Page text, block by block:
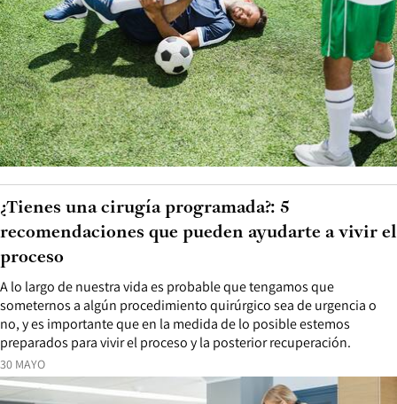
30 MAYO
A lo largo de nuestra vida es probable que tengamos que
someternos a algún procedimiento quirúrgico sea de urgencia o
no, y es importante que en la medida de lo posible estemos
preparados para vivir el proceso y la posterior recuperación.
¿Tienes una cirugía programada?: 5
recomendaciones que pueden ayudarte a vivir el
proceso